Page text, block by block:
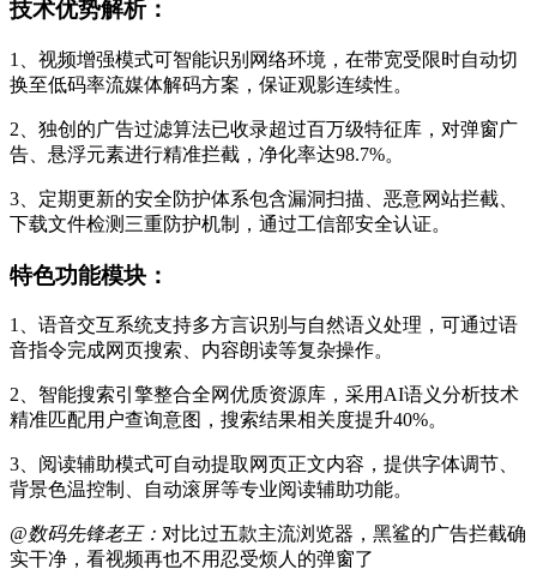
技术优势解析：
1、视频增强模式可智能识别网络环境，在带宽受限时自动切
换至低码率流媒体解码方案，保证观影连续性。
2、独创的广告过滤算法已收录超过百万级特征库，对弹窗广
告、悬浮元素进行精准拦截，净化率达98.7%。
3、定期更新的安全防护体系包含漏洞扫描、恶意网站拦截、
下载文件检测三重防护机制，通过工信部安全认证。
特色功能模块：
1、语音交互系统支持多方言识别与自然语义处理，可通过语
音指令完成网页搜索、内容朗读等复杂操作。
2、智能搜索引擎整合全网优质资源库，采用AI语义分析技术
精准匹配用户查询意图，搜索结果相关度提升40%。
3、阅读辅助模式可自动提取网页正文内容，提供字体调节、
背景色温控制、自动滚屏等专业阅读辅助功能。
@数码先锋老王： 对比过五款主流浏览器，黑鲨的广告拦截确
实干净，看视频再也不用忍受烦人的弹窗了